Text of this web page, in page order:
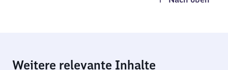
Weitere relevante Inhalte